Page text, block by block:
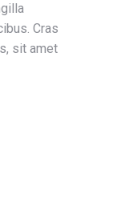
Cras
sit amet